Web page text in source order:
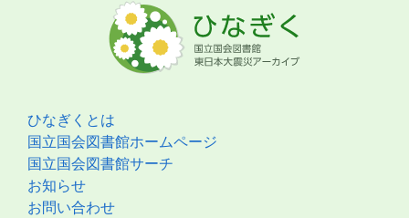
ひなぎくとは
国立国会図書館ホームページ
国立国会図書館サーチ
お知らせ
お問い合わせ